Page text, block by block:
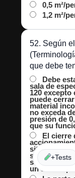
+Tests
0,5 m²/
1,2 m²/
52. Según
que debe
Debe
sala de
120 excepto
puede
material
no exceda
presión de
que su
El cierre
situado en
seguro,
se ponga en
un señal